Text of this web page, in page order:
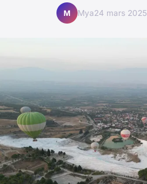
M Mya24 mars 2025